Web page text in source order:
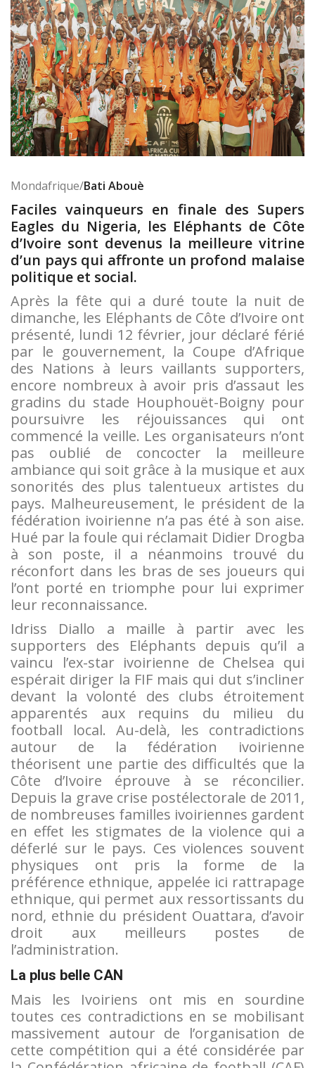
Mondafrique/Bati Abouè
Faciles vainqueurs en finale des Supers
Eagles du Nigeria, les Eléphants de Côte
d’Ivoire sont devenus la meilleure vitrine
d’un pays qui affronte un profond malaise
politique et social.
Après la fête qui a duré toute la nuit de
dimanche, les Eléphants de Côte d’Ivoire ont
présenté, lundi 12 février, jour déclaré férié
par le gouvernement, la Coupe d’Afrique
des Nations à leurs vaillants supporters,
encore nombreux à avoir pris d’assaut les
gradins du stade Houphouët-Boigny pour
poursuivre les réjouissances qui ont
commencé la veille. Les organisateurs n’ont
pas oublié de concocter la meilleure
ambiance qui soit grâce à la musique et aux
sonorités des plus talentueux artistes du
pays. Malheureusement, le président de la
fédération ivoirienne n’a pas été à son aise.
Hué par la foule qui réclamait Didier Drogba
à son poste, il a néanmoins trouvé du
réconfort dans les bras de ses joueurs qui
l’ont porté en triomphe pour lui exprimer
leur reconnaissance.
Idriss Diallo a maille à partir avec les
supporters des Eléphants depuis qu’il a
vaincu l’ex-star ivoirienne de Chelsea qui
espérait diriger la FIF mais qui dut s’incliner
devant la volonté des clubs étroitement
apparentés aux requins du milieu du
football local. Au-delà, les contradictions
autour de la fédération ivoirienne
théorisent une partie des difficultés que la
Côte d’Ivoire éprouve à se réconcilier.
Depuis la grave crise postélectorale de 2011,
de nombreuses familles ivoiriennes gardent
en effet les stigmates de la violence qui a
déferlé sur le pays. Ces violences souvent
physiques ont pris la forme de la
préférence ethnique, appelée ici rattrapage
ethnique, qui permet aux ressortissants du
nord, ethnie du président Ouattara, d’avoir
droit aux meilleurs postes de
l’administration.
La plus belle CAN
Mais les Ivoiriens ont mis en sourdine
toutes ces contradictions en se mobilisant
massivement autour de l’organisation de
cette compétition qui a été considérée par